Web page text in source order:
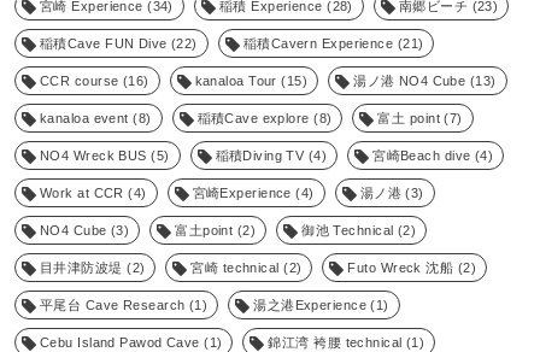
宮崎 Experience (34) 稲積 Experience (28) 南郷ビーチ (23)
稲積Cave FUN Dive (22) 稲積Cavern Experience (21)
CCR course (16) kanaloa Tour (15) 湯ノ港 NO4 Cube (13)
kanaloa event (8) 稲積Cave explore (8) 富土 point(7)
NO4 Wreck BUS (5) 稲積Diving TV (4) 宮崎Beach dive (4)
Work at CCR (4) 宮崎Experience (4) 湯ノ港(3)
NO4 Cube (3) 富土point (2) 御池 Technical (2)
目井津防波堤 (2) 宮崎 technical (2) Futo Wreck 沈船 (2)
平尾台 Cave Research (1) 湯之港Experience(1)
Cebu Island Pawod Cave (1) 錦江湾 袴腰 technical (1)